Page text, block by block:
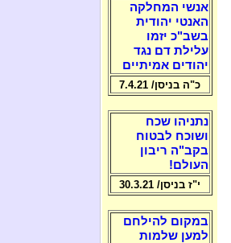
אנשי המחלקה
האנטי יהודית
בשב"כ יזמו
עלילת דם נגד
יהודים אמיתיים
כ"ה בניסן/ 7.4.21
נתניהו שכח
ושוכח לבטוח
בקב"ה ריבון
העולם!
י"ז בניסן/ 30.3.21
במקום להילחם
למען שלמות